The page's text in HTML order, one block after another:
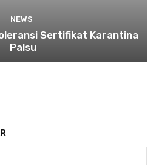
NEWS
Sertifikat Karantina
Palsu